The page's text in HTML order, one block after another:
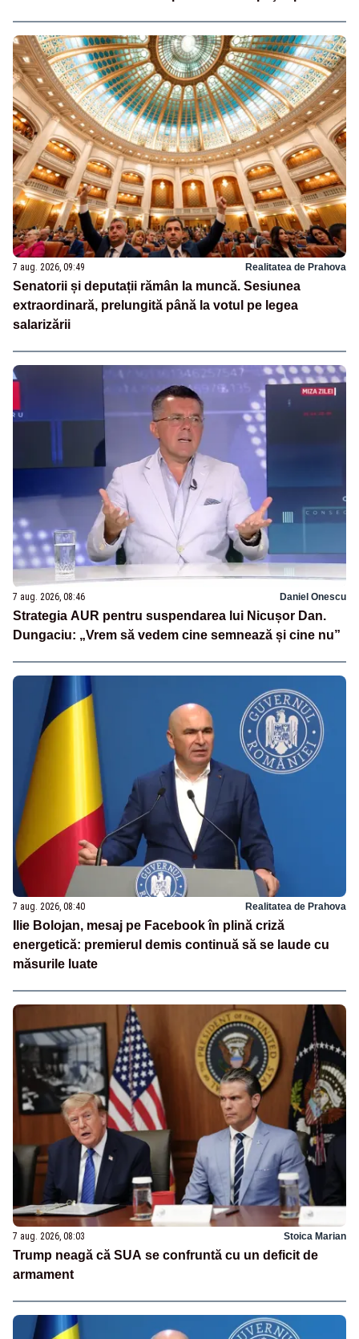
7 aug. 2026, 09:49 Realitatea de Prahova
Senatorii și deputații rămân la muncă. Sesiunea
extraordinară, prelungită până la votul pe legea
salarizării
7 aug. 2026, 08:46 Daniel Onescu
Strategia AUR pentru suspendarea lui Nicușor Dan.
Dungaciu: „Vrem să vedem cine semnează și cine nu”
7 aug. 2026, 08:40 Realitatea de Prahova
Ilie Bolojan, mesaj pe Facebook în plină criză
energetică: premierul demis continuă să se laude cu
măsurile luate
7 aug. 2026, 08:03 Stoica Marian
Trump neagă că SUA se confruntă cu un deficit de
armament